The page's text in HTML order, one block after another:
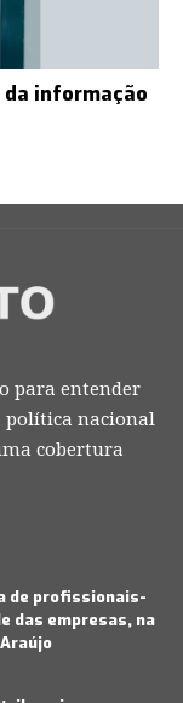
da informação
para entender
política nacional
cobertura
de profissionais-
das empresas, na